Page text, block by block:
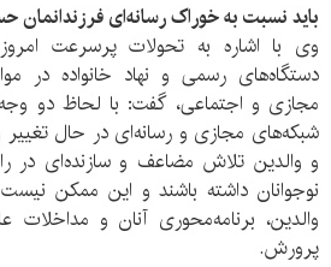
باید نسبت به خوراک رسانه‌ای‌
وی با اشاره به تحولات پرسرعت
دستگاه‌های رسمی و نهاد خانواده در
مجازی و اجتماعی، گفت: با لحاظ دو
شبکه‌های مجازی و رسانه‌ای در حال تغییر
و والدین تلاش مضاعف و سازنده‌ای در
نوجوانان داشته باشند و این ممکن
والدین، برنامه‌محوری آنان و مداخلات
پرورش.